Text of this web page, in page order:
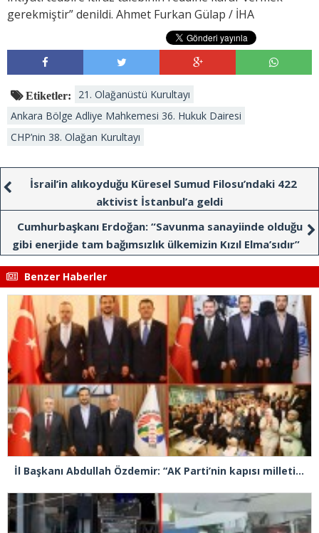
gerekmiştir” denildi. Ahmet Furkan Gülap / İHA
Etiketler:
21. Olağanüstü Kurultayı
Ankara Bölge Adliye Mahkemesi 36. Hukuk Dairesi
CHP’nin 38. Olağan Kurultayı
İsrail’in alıkoyduğu Küresel Sumud Filosu’ndaki 422
aktivist İstanbul’a geldi
Cumhurbaşkanı Erdoğan: “Savunma sanayiinde olduğu
gibi enerjide tam bağımsızlık ülkemizin Kızıl Elma’sıdır”
Benzer Haberler
İl Başkanı Abdullah Özdemir: “AK Parti’nin kapısı milletine hizmet etmek isteyen herkese açıktır”